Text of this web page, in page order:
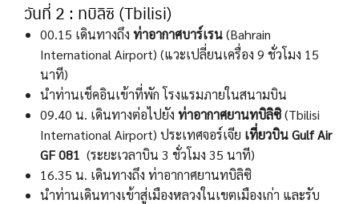
วันที่ 2 : ทบิลิซิ (Tbilisi)
00.15 เดินทางถึง ท่าอากาศบาร์เรน(Bahrain
International Airport) (แวะเปลี่ยนเครื่อง 9 ชั่วโมง 15
นาที)
นำท่านเช็คอินเข้าที่พัก โรงแรมภายในสนามบิน
09.40 น. เดินทางต่อไปยัง ท่าอากาศยานทบิลิซิ(Tbilisi
International Airport) ประเทศจอร์เจีย เที่ยวบิน Gulf Air
GF 081 (ระยะเวลาบิน 3 ชั่วโมง 35 นาที)
16.35 น. เดินทางถึง ท่าอากาศยานทบิลิซิ
นำท่านเดินทางเข้าสู่เมืองหลวงในเขตเมืองเก่า และรับ